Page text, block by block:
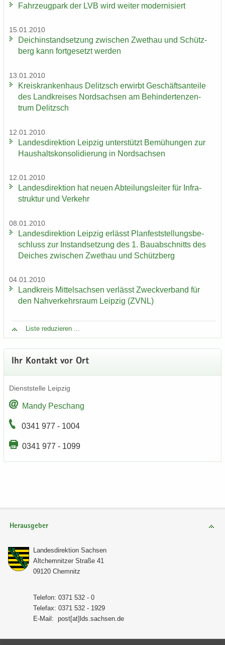
Fahr­zeug­park der LVB wird wei­ter mo­der­ni­siert
15.01.2010
Deich­in­stand­set­zung zwi­schen Zwet­hau und Schütz­
berg kann fort­ge­setzt wer­den
13.01.2010
Kreis­kran­ken­haus De­litzsch er­wirbt Ge­schäfts­an­tei­le
des Land­krei­ses Nord­sach­sen am Be­hin­der­ten­zen­
trum De­litzsch
12.01.2010
Lan­des­di­rek­ti­on Leip­zig un­ter­stützt Be­mü­hun­gen zur
Haus­halts­kon­so­li­die­rung in Nord­sach­sen
12.01.2010
Lan­des­di­rek­ti­on hat neuen Ab­tei­lungs­lei­ter für In­fra­
struk­tur und Ver­kehr
08.01.2010
Lan­des­di­rek­ti­on Leip­zig er­lässt Plan­fest­stel­lungs­be­
schluss zur In­stand­set­zung des 1. Bau­ab­schnitts des
Dei­ches zwi­schen Zwet­hau und Schütz­berg
04.01.2010
Land­kreis Mit­tel­sach­sen ver­lässt Zweck­ver­band für
den Nah­ver­kehrs­raum Leip­zig (ZVNL)
Liste re­du­zie­ren ...
Ihr Kon­takt vor Ort
Dienst­stel­le Leip­zig
Mandy Peschang
0341 977 - 1004
0341 977 - 1099
Herausgeber
Lan­des­di­rek­ti­on Sach­sen
Alt­chem­nit­zer Stra­ße 41
09120 Chem­nitz
Te­le­fon: 0371 532 - 0
Te­le­fax: 0371 532 - 1929
E-​Mail: post[at]lds.sach­sen.de